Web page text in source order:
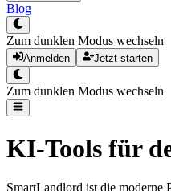
Blog
Zum dunklen Modus wechseln
Anmelden Jetzt starten
Zum dunklen Modus wechseln
KI-Tools für
SmartLandlord ist die